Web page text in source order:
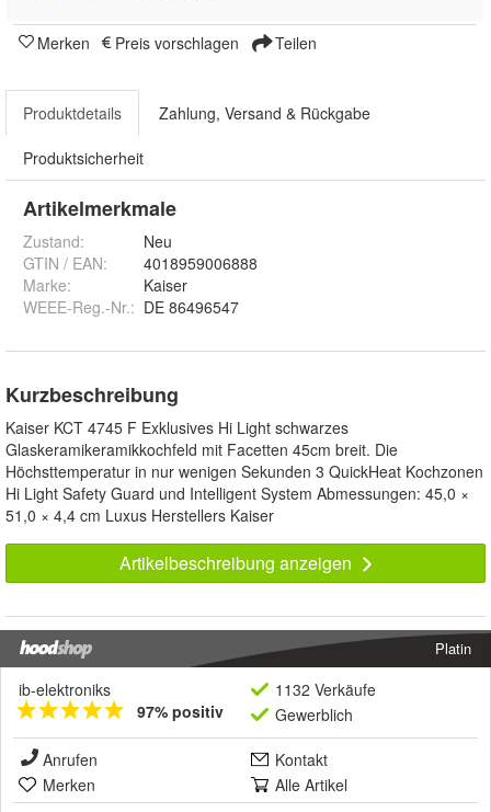
Merken Preis vorschlagen Teilen
Produktdetails Zahlung, Versand & Rückgabe
Produktsicherheit
Artikelmerkmale
Zustand:
Neu
GTIN / EAN:
4018959006888
Marke:
Kaiser
WEEE-Reg.-Nr.: DE 86496547
Kurzbeschreibung
Kaiser KCT 4745 F Exklusives Hi Light schwarzes
Glaskeramikeramikkochfeld mit Facetten 45cm breit. Die
Höchsttemperatur in nur wenigen Sekunden 3 QuickHeat Kochzonen
Hi Light Safety Guard und Intelligent System Abmessungen: 45,0 ×
51,0 × 4,4 cm Luxus Herstellers Kaiser
Artikelbeschreibung anzeigen
Platin
ib-elektroniks
97% positiv
1132 Verkäufe
Gewerblich
Anrufen
Kontakt
Merken
Alle Artikel